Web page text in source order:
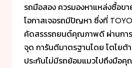
รถมือสอง ควรมองหาแหล่งซื้อข
โอกาสเจอรถมีปัญหา ซึ่งที่
คัดสรรรถยนต์คุณภาพดี ผ่านกา
จุด การันตีมาตรฐานโดย โตโยต้า
ประกันไม่มีรถย้อมแมวไปถึงมือ